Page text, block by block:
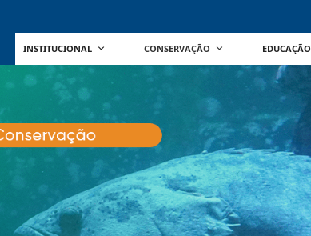
INSTITUCIONAL CONSERVAÇÃO EDUCAÇÃO